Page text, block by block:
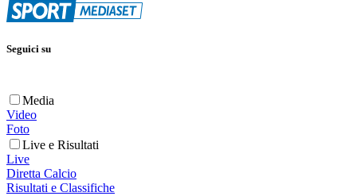
Seguici su
Media
Video
Foto
Live e Risultati
Live
Diretta Calcio
Risultati e Classifiche